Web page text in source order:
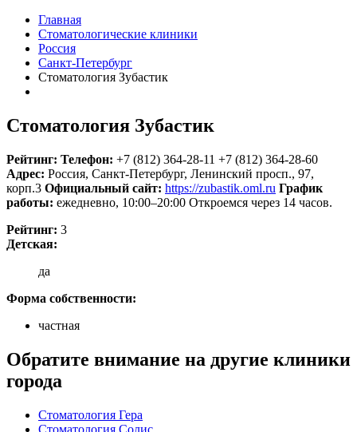
Главная
Стоматологические клиники
Россия
Санкт-Петербург
Стоматология Зубастик
Стоматология Зубастик
Рейтинг: Телефон: +7 (812) 364-28-11 +7 (812) 364-28-60
Адрес: Россия, Санкт-Петербург, Ленинский просп., 97,
корп.3 Официальный сайт: https://zubastik.oml.ru График
работы: ежедневно, 10:00–20:00 Откроемся через 14 часов.
Рейтинг: 3
Детская:
да
Форма собственности:
частная
Обратите внимание на другие клиники
города
Стоматология Гера
Стоматология Солис